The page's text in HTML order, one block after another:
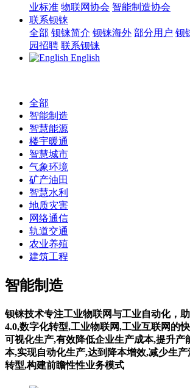
业标准 物联网协会 智能制造协会
联系钡铼
全部 钡铼简介 钡铼海外 部分用户 钡
园招聘 联系钡铼
English
全部
智能制造
智慧能源
楼宇暖通
智慧城市
气象环境
矿产油田
智慧水利
地质灾害
网络通信
轨道交通
农业养殖
建筑工程
智能制造
钡铼技术专注工业物联网与工业自动化，
4.0,数字化转型,工业物联网,工业互联网的
可视化生产,有效降低企业生产成本,提升产
本,实现自动化生产,达到降本增效,减少生
转型,构建前瞻性性业务模式